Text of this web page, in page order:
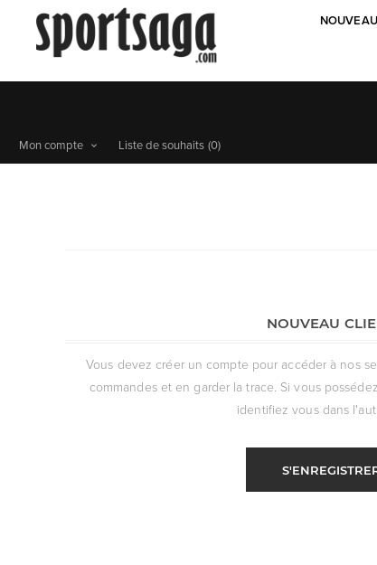
Mon compte Liste de souhaits (0)
NOUVEAU
Vous devez créer un compte pour accéder à nos
commandes et en garder la trace. Si vous
identifiez vous dans